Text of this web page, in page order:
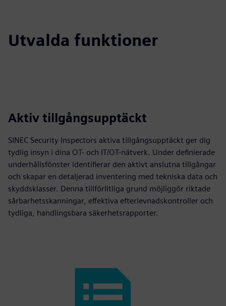
Utvalda funktioner
Aktiv tillgångsupptäckt
SINEC Security Inspectors aktiva tillgångsupptäckt ger dig
tydlig insyn i dina OT- och IT/OT-nätverk. Under definierade
underhållsfönster identifierar den aktivt anslutna tillgångar
och skapar en detaljerad inventering med tekniska data och
skyddsklasser. Denna tillförlitliga grund möjliggör riktade
sårbarhetsskanningar, effektiva efterlevnadskontroller och
tydliga, handlingsbara säkerhetsrapporter.